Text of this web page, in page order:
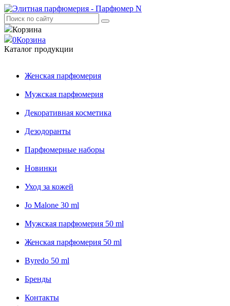
Корзина
0Корзина
Каталог продукции
Женская парфюмерия
Мужская парфюмерия
Декоративная косметика
Дезодоранты
Парфюмерные наборы
Новинки
Уход за кожей
Jo Malone 30 ml
Мужская парфюмерия 50 ml
Женская парфюмерия 50 ml
Byredo 50 ml
Бренды
Контакты